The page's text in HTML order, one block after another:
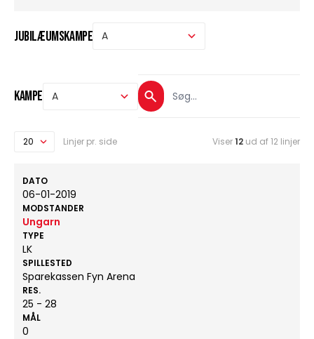
Jubilæumskampe
Kampe
Linjer pr. side Viser12 ud af 12 linjer
DATO
06-01-2019
MODSTANDER
Ungarn
TYPE
LK
SPILLESTED
Sparekassen Fyn Arena
RES.
25 - 28
MÅL
0